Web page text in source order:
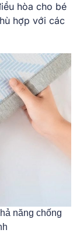
hòa cho bé
hợp với các
năng chống